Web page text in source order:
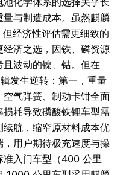
与制造成本。虽然麒麟
经济性评估需更细致的
济之选，因铁、磷资源
波动的镍、钴。但在
发生逆转：第一，重量
气弹簧、制动卡钳全面
耗导致磷酸铁锂车型需
航，缩窄原材料成本优
用户期待极充速度与操
准入门车型（400 公里